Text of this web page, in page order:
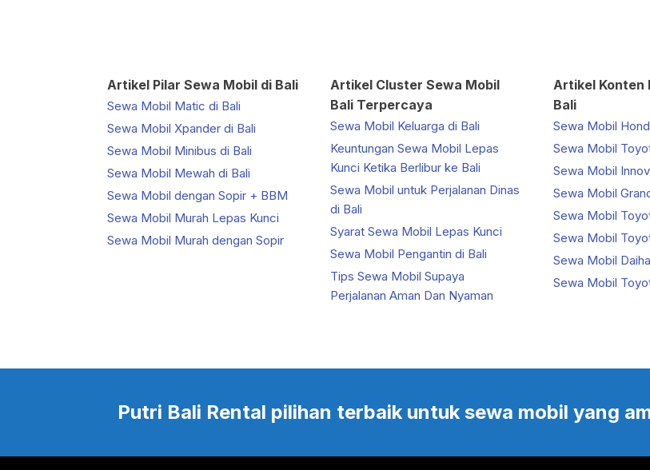
Artikel Pilar Sewa Mobil di Bali
Sewa Mobil Matic di Bali
Sewa Mobil Xpander di Bali
Sewa Mobil Minibus di Bali
Sewa Mobil Mewah di Bali
Sewa Mobil dengan Sopir + BBM
Sewa Mobil Murah Lepas Kunci
Sewa Mobil Murah dengan Sopir
Artikel Cluster Sewa Mobil
Bali Terpercaya
Sewa Mobil Keluarga di Bali
Keuntungan Sewa Mobil Lepas
Kunci Ketika Berlibur ke Bali
Sewa Mobil untuk Perjalanan Dinas
di Bali
Syarat Sewa Mobil Lepas Kunci
Sewa Mobil Pengantin di Bali
Tips Sewa Mobil Supaya
Perjalanan Aman Dan Nyaman
Artikel Konten
Bali
Sewa Mobil
Sewa Mobil
Sewa Mobil
Sewa Mobil
Sewa Mobil
Sewa Mobil
Sewa Mobil
Sewa Mobil
Putri Bali Rental pilihan terbaik untuk sewa mobil yang